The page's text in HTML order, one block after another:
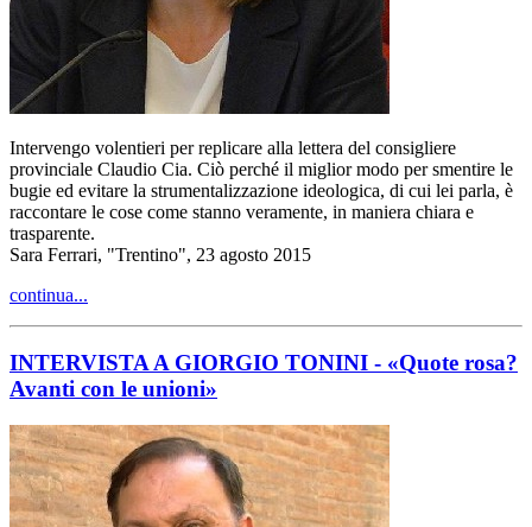
Intervengo volentieri per replicare alla lettera del consigliere
provinciale Claudio Cia. Ciò perché il miglior modo per smentire le
bugie ed evitare la strumentalizzazione ideologica, di cui lei parla, è
raccontare le cose come stanno veramente, in maniera chiara e
trasparente.
Sara Ferrari, "Trentino", 23 agosto 2015
continua...
INTERVISTA A GIORGIO TONINI - «Quote rosa?
Avanti con le unioni»